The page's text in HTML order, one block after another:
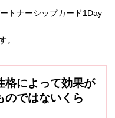
トナーシップカード1Day
。
格によって効果が
のではないくら